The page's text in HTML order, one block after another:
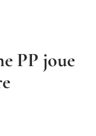
PP joue